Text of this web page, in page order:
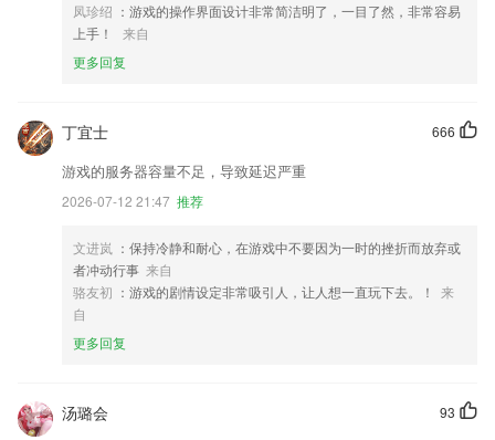
凤珍绍 ：游戏的操作界面设计非常简洁明了，一目了然，非常容易
上手！
来自
更多回复
666
丁宜士
游戏的服务器容量不足，导致延迟严重
2026-07-12 21:47 推荐
文进岚 ：保持冷静和耐心，在游戏中不要因为一时的挫折而放弃或
者冲动行事 来自
骆友初 ：游戏的剧情设定非常吸引人，让人想一直玩下去。！
来
自
更多回复
93
汤璐会